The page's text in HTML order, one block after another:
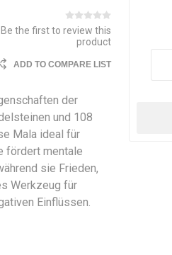
Be the first to review this
product
ADD TO COMPARE LIST
der
und 108
Mala ideal für
fördert mentale
sie Frieden,
Werkzeug für
Einflüssen.